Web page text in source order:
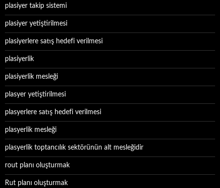
plasiyer takip sistemi
plasiyer yetiştirilmesi
plasiyerlere satış hedefi verilmesi
plasiyerlik
plasiyerlik mesleği
plasyer yetiştirilmesi
plasyerlere satış hedefi verilmesi
plasyerlik mesleği
plasyerlik toptancılık sektörünün alt mesleğidir
rout planı oluşturmak
Rut planı oluşturmak